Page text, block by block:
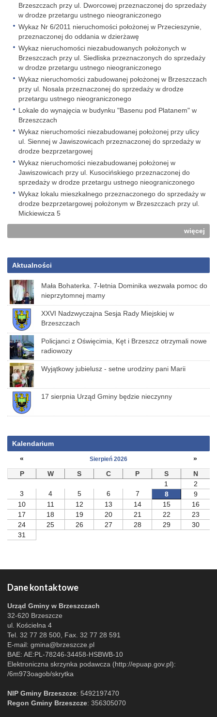
Brzeszczach przy ul. Dworcowej przeznaczonej do sprzedaży
w drodze przetargu ustnego nieograniczonego
Wykaz Nr 6/2011 nieruchomości położonej w Przecieszynie,
przeznaczonej do oddania w dzierżawę
Wykaz nieruchomości niezabudowanych położonych w
Brzeszczach przy ul. Siedliska przeznaczonych do sprzedaży
w drodze przetargu ustnego nieograniczonego
Wykaz nieruchomości zabudowanej położonej w Brzeszczach
przy ul. Nosala przeznaczonej do sprzedaży w drodze
przetargu ustnego nieograniczonego
Lokale do wynajęcia w budynku "Basenu pod Platanem" w
Brzeszczach
Wykaz nieruchomości niezabudowanej położonej przy ulicy
ul. Siennej w Jawiszowicach przeznaczonej do sprzedaży w
drodze bezprzetargowej
Wykaz nieruchomości niezabudowanej położonej w
Jawiszowicach przy ul. Kusocińskiego przeznaczonej do
sprzedaży w drodze przetargu ustnego nieograniczonego
Wykaz lokalu mieszkalnego przeznaczonego do sprzedaży w
drodze bezprzetargowej położonym w Brzeszczach przy ul.
Mickiewicza 5
więcej
Aktualności
Mała Bohaterka. 7-letnia Dominika wezwała pomoc do
nieprzytomnej mamy
XXVI Nadzwyczajna Sesja Rady Miejskiej w
Brzeszczach
Policjanci z Oświęcimia, Kęt i Brzeszcz otrzymali nowe
radiowozy
Wyjątkowy jubielusz - setne urodziny pani Marii
17 sierpnia Urząd Gminy będzie nieczynny
Kalendarium
«
Sierpień 2026
»
P
W S C P S
N
1
2
3
4 5 6 7 8
9
10
11 12 13 14 15
16
17
18 19 20 21 22
23
24
25 26 27 28 29
30
31
Dane kontaktowe
Urząd Gminy w Brzeszczach
32-620 Brzeszcze
ul. Kościelna 4
Tel. 32 77 28 500, Fax. 32 77 28 591
E-mail: gmina@brzeszcze.pl
BAE: AE:PL-78246-34458-HSBWB-10
Elektroniczna skrzynka podawcza (http://epuap.gov.pl):
/6m973oagob/skrytka
NIP Gminy Brzeszcze: 5492197470
Regon Gminy Brzeszcze: 356305070